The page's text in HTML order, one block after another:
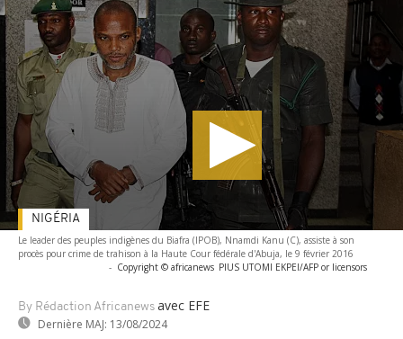
Le leader des peuples indigènes du Biafra (IPOB), Nnamdi Kanu (C), assiste à son
procès pour crime de trahison à la Haute Cour fédérale d'Abuja, le 9 février 2016
- Copyright © africanews PIUS UTOMI EKPEI/AFP or licensors
By Rédaction Africanews avec EFE
Dernière MAJ: 13/08/2024
NIGÉRIA